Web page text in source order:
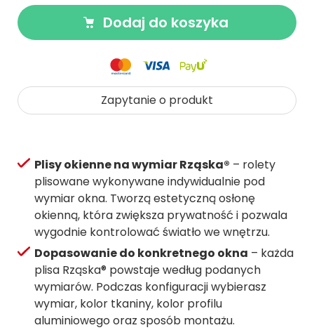
Dodaj do koszyka
Zapytanie o produkt
Plisy okienne na wymiar Rząska® – rolety
plisowane wykonywane indywidualnie pod
wymiar okna. Tworzą estetyczną osłonę
okienną, która zwiększa prywatność i pozwala
wygodnie kontrolować światło we wnętrzu.
Dopasowanie do konkretnego okna – każda
plisa Rząska® powstaje według podanych
wymiarów. Podczas konfiguracji wybierasz
wymiar, kolor tkaniny, kolor profilu
aluminiowego oraz sposób montażu.